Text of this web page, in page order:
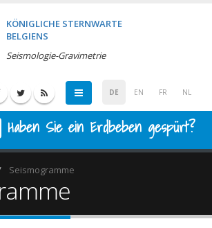
KÖNIGLICHE STERNWARTE
BELGIENS
Seismologie-Gravimetrie
DE EN FR NL
Haben Sie ein Erdbeben gespürt?
Seismogramme